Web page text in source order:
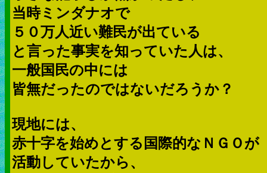
当時ミンダナオで
５０万人近い難民が出ている
と言った事実を知っていた人は、
一般国民の中には
皆無だったのではないだろうか？
現地には、
赤十字を始めとする国際的なＮＧＯが
活動していたから、